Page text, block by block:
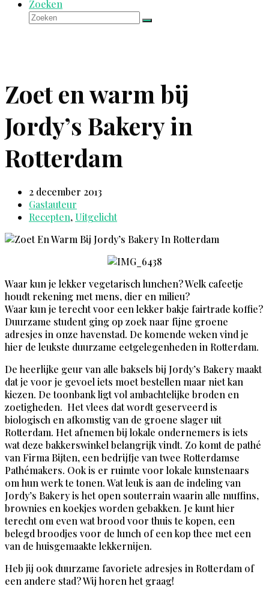
Zoeken
Zoeken
Verzenden
Zoet en warm bij
Jordy’s Bakery in
Rotterdam
2 december 2013
Gastauteur
Recepten, Uitgelicht
Waar kun je lekker vegetarisch lunchen? Welk cafeetje
houdt rekening met mens, dier en milieu?
Waar kun je terecht voor een lekker bakje fairtrade koffie?
Duurzame student ging op zoek naar fijne groene
adresjes in onze havenstad. De komende weken vind je
hier de leukste duurzame eetgelegenheden in Rotterdam.
De heerlijke geur van alle baksels bij Jordy’s Bakery maakt
dat je voor je gevoel iets moet bestellen maar niet kan
kiezen. De toonbank ligt vol ambachtelijke broden en
zoetigheden. Het vlees dat wordt geserveerd is
biologisch en afkomstig van de groene slager uit
Rotterdam. Het afnemen bij lokale ondernemers is iets
wat deze bakkerswinkel belangrijk vindt. Zo komt de pathé
van Firma Bijten, een bedrijfje van twee Rotterdamse
Pathémakers. Ook is er ruimte voor lokale kunstenaars
om hun werk te tonen. Wat leuk is aan de indeling van
Jordy’s Bakery is het open souterrain waarin alle muffins,
brownies en koekjes worden gebakken. Je kunt hier
terecht om even wat brood voor thuis te kopen, een
belegd broodjes voor de lunch of een kop thee met een
van de huisgemaakte lekkernijen.
Heb jij ook duurzame favoriete adresjes in Rotterdam of
een andere stad? Wij horen het graag!